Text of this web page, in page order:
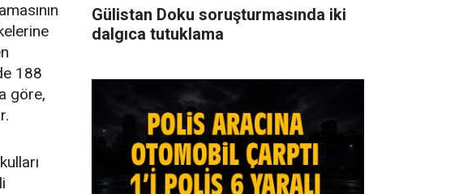
188
göre,
Gülistan Doku soruşturmasında iki
dalgıca tutuklama